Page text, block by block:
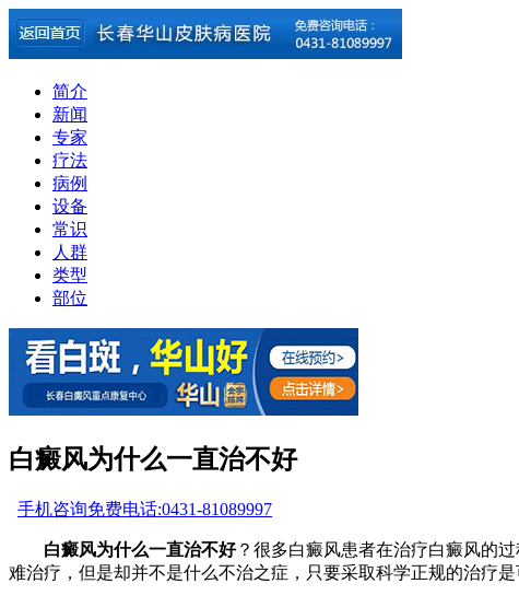
简介
新闻
专家
疗法
病例
设备
常识
人群
类型
部位
白癜风为什么一直治不好
手机咨询免费电话:0431-81089997
白癜风为什么一直治不好？很多白癜风患者在治疗白癜风的
难治疗，但是却并不是什么不治之症，只要采取科学正规的治疗